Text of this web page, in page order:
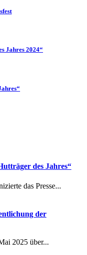
Jahres 2024“
des Jahres“
das Presse...
der
2025 über...